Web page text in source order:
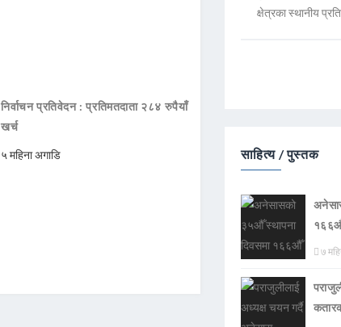
निर्वाचन प्रतिवेदन : प्रतिमतदाता २८४ रुपैयाँ
खर्च
५ महिना अगाडि
क्षेत्रका स्थानीय
साहित्य / पुस्तक
१६६औँ
७